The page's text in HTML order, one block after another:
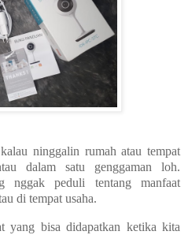
ninggalin rumah atau tempat
dalam satu genggaman loh.
nggak peduli tentang manfaat
di tempat usaha.
yang bisa didapatkan ketika kita